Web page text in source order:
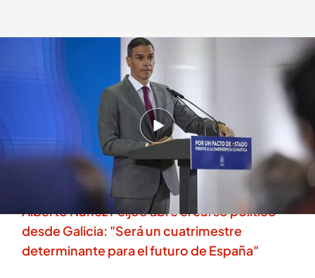
Sánchez presenta su pacto de Estado contra el cambio climático
Redacción digital Noticias Cuatro Europa Press
01 SEP 2025 - 15:05h.
La mayoría del Ejecutivo ha apoyado a Pedro
Sánchez en su propuesta contra el cambio
Alberto Núñez Feijóo abre el curso político
desde Galicia: "Será un cuatrimestre
determinante para el futuro de España"